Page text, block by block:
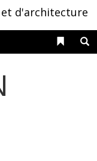
d'architecture
Liens